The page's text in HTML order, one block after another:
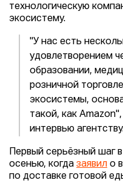
технологическую
экосистему.
"У нас есть
удовлетворением
образовании,
розничной
экосистемы,
такой, как
интервью
Первый серьёзный шаг
осенью, когда заявил о
по доставке готовой